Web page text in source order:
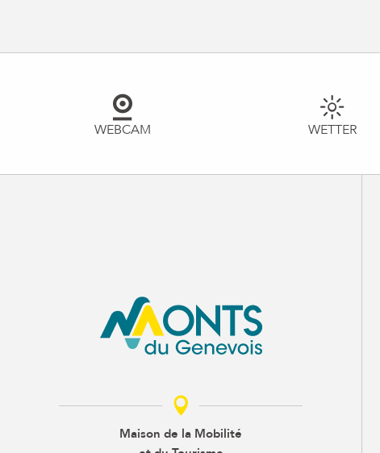
WEBCAM WETTER
Maison de la Mobilité